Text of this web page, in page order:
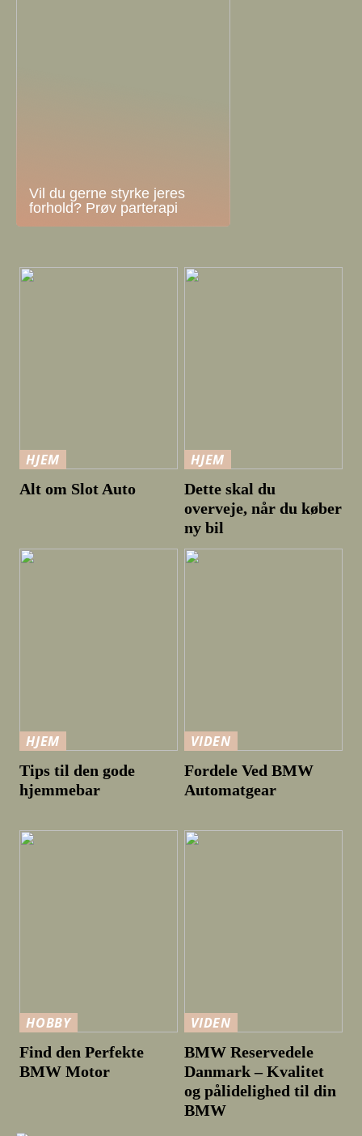
Vil du gerne styrke jeres
forhold? Prøv parterapi
HJEM
Alt om Slot Auto
HJEM
Dette skal du
overveje, når du køber
ny bil
HJEM
Tips til den gode
hjemmebar
VIDEN
Fordele Ved BMW
Automatgear
HOBBY
Find den Perfekte
BMW Motor
VIDEN
BMW Reservedele
Danmark – Kvalitet
og pålidelighed til din
BMW